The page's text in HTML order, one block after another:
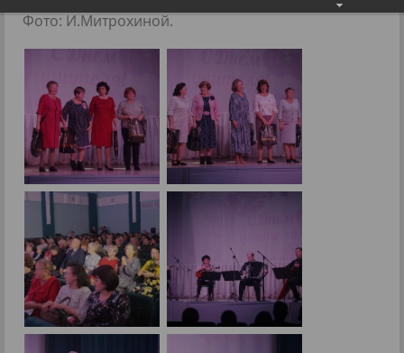
Фото: И.Митрохиной.